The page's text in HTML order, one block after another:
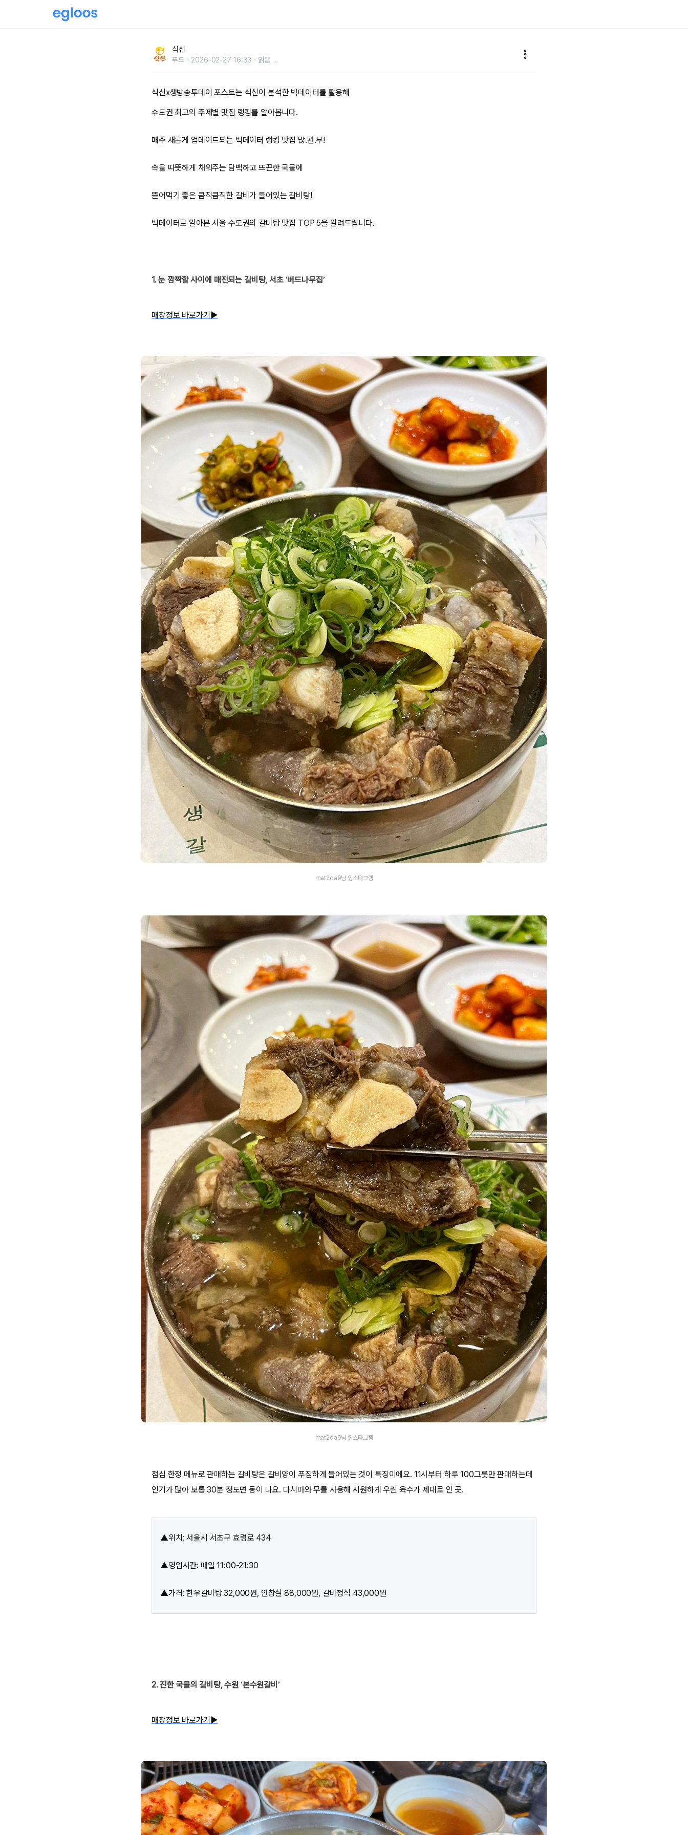
식신
푸드 2026-02-27 16:33 읽음 ...
식신x생방송투데이 포스트는 식신이 분석한 빅데이터를 활용해
수도권 최고의 주제별 맛집 랭킹를 알아봅니다.
매주 새롭게 업데이트되는 빅데이터 랭킹 맛집 많.관.부!
속을 따뜻하게 채워주는 담백하고 뜨끈한 국물에
뜯어먹기 좋은 큼직큼직한 갈비가 들어있는 갈비탕!
빅데이터로 알아본 서울 수도권의 갈비탕 맛집 TOP 5을 알려드립니다.
1. 눈 깜짝할 사이에 매진되는 갈비탕, 서초 ‘버드나무집’
매장정보 바로가기▶
mat2da9님 인스타그램
mat2da9님 인스타그램
점심 한정 메뉴로 판매하는 갈비탕은 갈비양이 푸짐하게 들어있는 것이 특징이에요. 11시부터 하루 100그릇만 판매하는데
인기가 많아 보통 30분 정도면 동이 나요. 다시마와 무를 사용해 시원하게 우린 육수가 제대로 인 곳.
▲위치: 서울시 서초구 효령로 434
▲영업시간: 매일 11:00-21:30
▲가격: 한우갈비탕 32,000원, 안창살 88,000원, 갈비정식 43,000원
2. 진한 국물의 갈비탕, 수원 ‘본수원갈비’
매장정보 바로가기▶